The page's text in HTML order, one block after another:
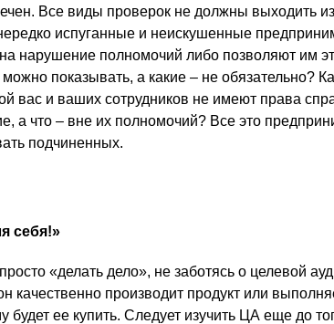
Все виды проверок не должны выходить из
испуганные и неискушенные
нарушение полномочий либо позволяют им
показывать, а какие – не обязательно?
вас и ваших сотрудников не имеют права
а что – вне их полномочий? Все это
подчиненных.
себя!»
«делать дело», не заботясь о целевой
качественно производит продукт или
будет ее купить. Следует изучить ЦА еще до